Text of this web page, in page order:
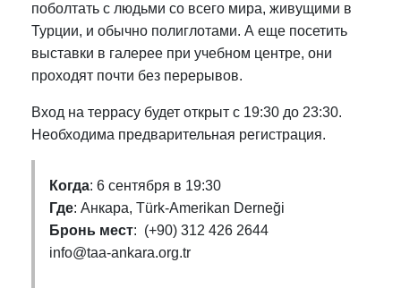
поболтать с людьми со всего мира, живущими в
Турции, и обычно полиглотами. А еще посетить
выставки в галерее при учебном центре, они
проходят почти без перерывов.
Вход на террасу будет открыт с 19:30 до 23:30.
Необходима предварительная регистрация.
Когда: 6 сентября в 19:30
Где: Анкара, Türk-Amerikan Derneği
Бронь мест: (+90) 312 426 2644
info@taa-ankara.org.tr